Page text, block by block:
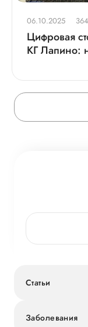
06.10.2025
Цифровая
КГ Лапино:
Статьи
Заболевания